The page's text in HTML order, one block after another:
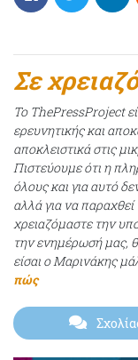
Σε
Το ThePressProject
ερευνητικής και
αποκλειστικά στις
Πιστεύουμε ότι η
όλους και για αυτό
αλλά για να
χρειαζόμαστε την
την ενημέρωσή μας,
είσαι ο Μαρινάκης
πώς